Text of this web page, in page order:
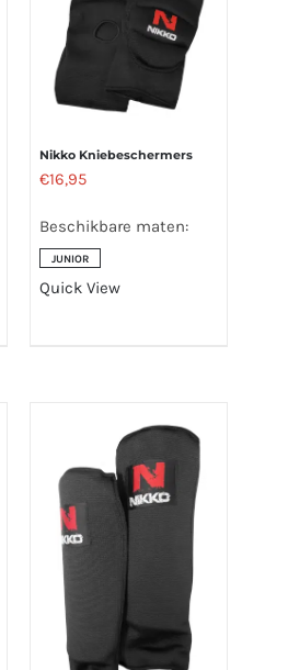
Nikko Kniebeschermers
€16,95
Beschikbare maten:
JUNIOR
Quick View